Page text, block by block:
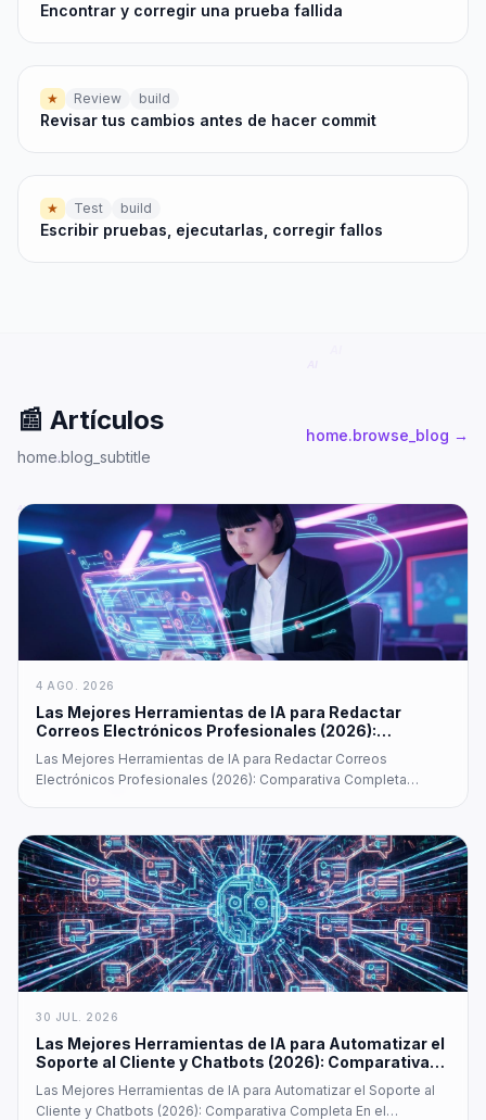
Encontrar y corregir una prueba fallida
★ Review build
Revisar tus cambios antes de hacer commit
★ Test build
Escribir pruebas, ejecutarlas, corregir fallos
📰 Artículos
home.blog_subtitle
home.browse_blog →
4 AGO. 2026
Las Mejores Herramientas de IA para Redactar
Correos Electrónicos Profesionales (2026):
Las Mejores Herramientas de IA para Redactar Correos
Electrónicos Profesionales (2026): Comparativa Completa
empresarial actual. Ya seas un ejecutivo ocupado…
30 JUL. 2026
Las Mejores Herramientas de IA para Automatizar el
Soporte al Cliente y Chatbots (2026): Comparativa
Las Mejores Herramientas de IA para Automatizar el Soporte al
Cliente y Chatbots (2026): Comparativa Completa En el